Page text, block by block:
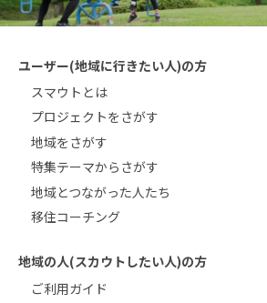
ユーザー(地域に行きたい人)の方
スマウトとは
プロジェクトをさがす
地域をさがす
特集テーマからさがす
地域とつながった人たち
移住コーチング
地域の人(スカウトしたい人)の方
ご利用ガイド